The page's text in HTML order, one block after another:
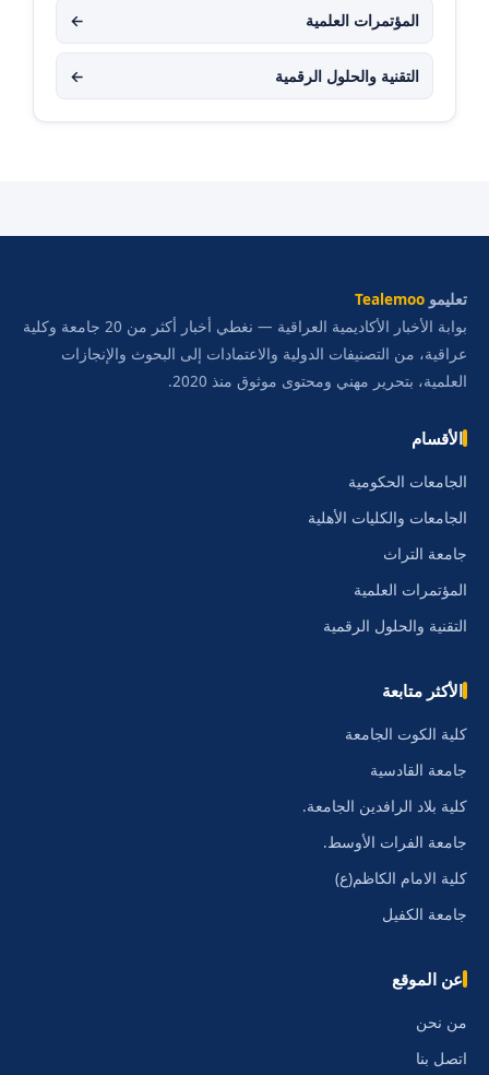
المؤتمرات العلمية ←
التقنية والحلول الرقمية ←
تعليمو Tealemoo
بوابة الأخبار الأكاديمية العراقية — نغطي أخبار أكثر من 20 جامعة وكلية
عراقية، من التصنيفات الدولية والاعتمادات إلى البحوث والإنجازات
العلمية، بتحرير مهني ومحتوى موثوق منذ 2020.
الأقسام
الجامعات الحكومية
الجامعات والكليات الأهلية
جامعة التراث
المؤتمرات العلمية
التقنية والحلول الرقمية
الأكثر متابعة
كلية الكوت الجامعة
جامعة القادسية
كلية بلاد الرافدين الجامعة.
جامعة الفرات الأوسط.
كلية الامام الكاظم(ع)
جامعة الكفيل
عن الموقع
من نحن
اتصل بنا